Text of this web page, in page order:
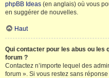
phpBB Ideas (en anglais) où vous
en suggérer de nouvelles.
Haut
Qui contacter pour les abus ou les
forum ?
Contactez n’importe lequel des
forum ». Si vous restez sans